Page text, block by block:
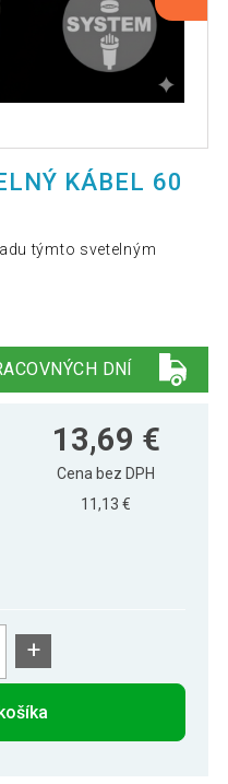
KÁBEL 60
týmto svetelným
DNÍ
13,69 €
Cena bez DPH
11,13 €
+